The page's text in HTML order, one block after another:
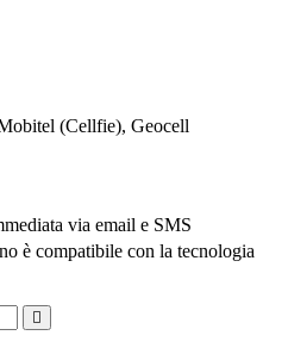
(Cellfie), Geocell
via email e SMS
è compatibile con la tecnologia